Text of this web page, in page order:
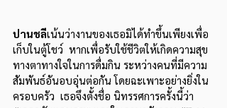
ปานชลีเน้นว่างานของเธอมิได้ทำขึ้นเพียงเพื่อ
เก็บในตู้โชว์  หากเพื่อรับใช้ชีวิตให้เกิดความสุข
ทางตาทางใจในการดื่มกิน ระหว่างคนที่มีความ
สัมพันธ์อันอบอุ่นต่อกัน โดยฉะเพาะอย่างยิ่งใน
ครอบครัว  เธอจึงตั้งชื่อ นิทรรศการครั้งนี้ว่า